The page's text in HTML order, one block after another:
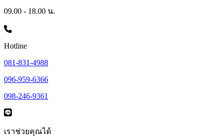
09.00 - 18.00 น.
Hotline
081-831-4988
096-959-6366
098-246-9361
เราช่วยคุณได้